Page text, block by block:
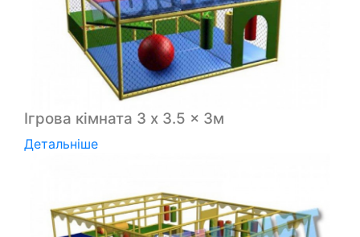
Ігрова кімната 3 x 3.5 x 3м
Детальніше